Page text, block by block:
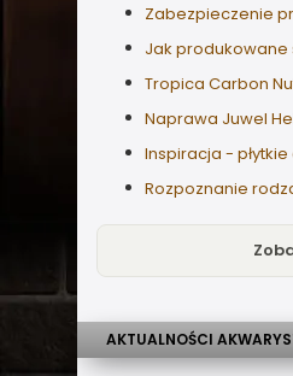
Zabezpieczenie
Jak produkowane
Tropica Carbon
Naprawa Juwel
Inspiracja -
Rozpoznanie
AKTUALNOŚCI